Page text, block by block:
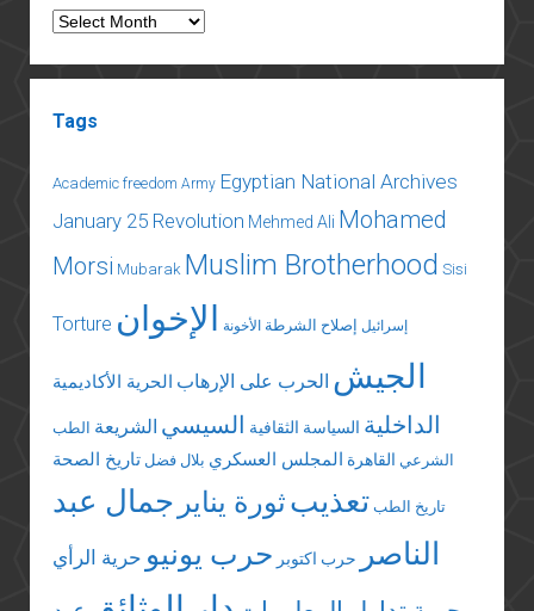
Archives
Tags
Academic freedom Army Egyptian National Archives
January 25 Revolution Mehmed Ali Mohamed
Morsi Mubarak Muslim Brotherhood Sisi
Torture إسرائيل إصلاح الشرطة الأخونة الإخوان
الجيش الحرب على الإرهاب الحرية الأكاديمية
الداخلية السياسة الثقافية السيسي الشريعة الطب
الشرعي القاهرة المجلس العسكري بلال فضل تاريخ الصحة
تاريخ الطب تعذيبثورة يناير جمال عبد
الناصر
حرب اكتوبر حرب يونيو حرية الرأي